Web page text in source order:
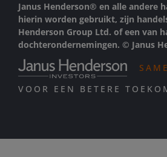
Janus Henderson® en alle andere
hierin worden gebruikt, zijn
Henderson Group Ltd. of een van
dochterondernemingen. © Janus
VOOR EEN BETERE